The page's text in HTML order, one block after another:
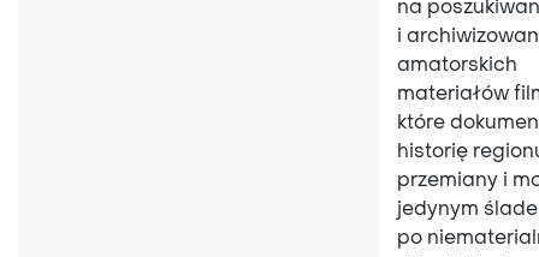
na
i
amatorskich
materiałów
które
historię
przemiany i
jedynym
po